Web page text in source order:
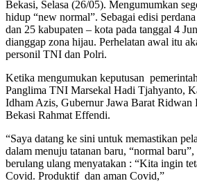
Bekasi, Selasa (26/05). Mengumumkan
hidup “new normal”. Sebagai edisi
dan 25 kabupaten – kota pada tanggal 4
dianggap zona hijau. Perhelatan awal itu
personil TNI dan Polri.
Ketika mengumukan keputusan
Panglima TNI Marsekal Hadi Tjahyanto,
Idham Azis, Gubernur Jawa Barat
Bekasi Rahmat Effendi.
“Saya datang ke sini untuk memastikan
dalam menuju tatanan baru, “normal
berulang ulang menyatakan : “Kita ingin
Covid. Produktif dan aman Covid,”